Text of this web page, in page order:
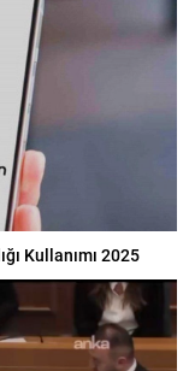
Kullanımı 2025